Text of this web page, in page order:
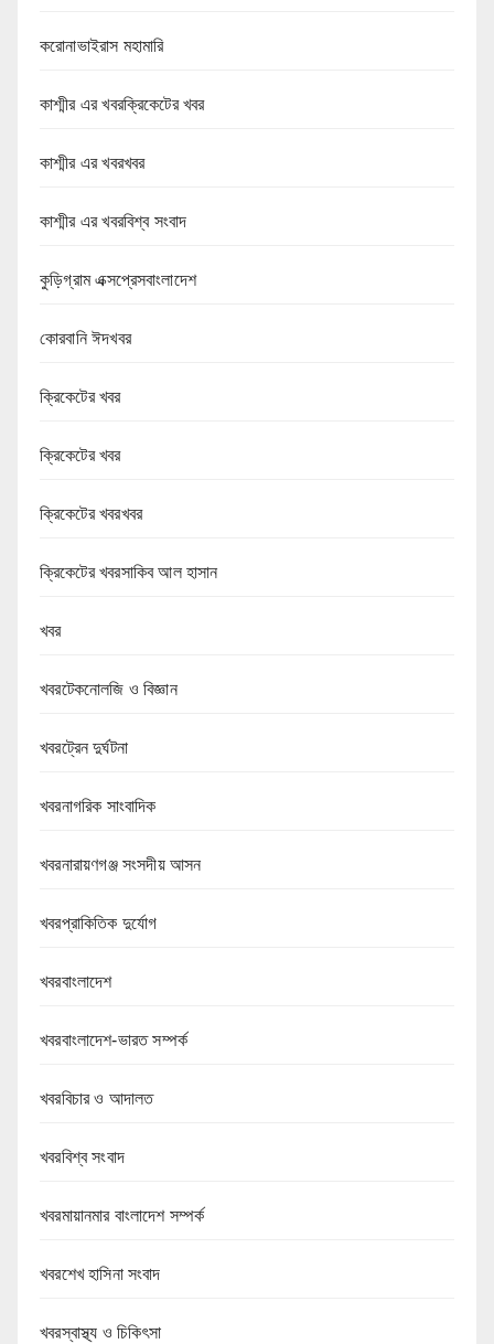
করোনাভাইরাস মহামারি
কাশ্মীর এর খবরক্রিকেটের খবর
কাশ্মীর এর খবরখবর
কাশ্মীর এর খবরবিশ্ব সংবাদ
কুড়িগ্রাম এক্সপ্রেসবাংলাদেশ
কোরবানি ঈদখবর
ক্রিকেটের খবর
ক্রিকেটের খবর
ক্রিকেটের খবরখবর
ক্রিকেটের খবরসাকিব আল হাসান
খবর
খবরটেকনোলজি ও বিজ্ঞান
খবরট্রেন দুর্ঘটনা
খবরনাগরিক সাংবাদিক
খবরনারায়ণগঞ্জ সংসদীয় আসন
খবরপ্রাকিতিক দুর্যোগ
খবরবাংলাদেশ
খবরবাংলাদেশ-ভারত সম্পর্ক
খবরবিচার ও আদালত
খবরবিশ্ব সংবাদ
খবরমায়ানমার বাংলাদেশ সম্পর্ক
খবরশেখ হাসিনা সংবাদ
খবরস্বাস্থ্য ও চিকিৎসা